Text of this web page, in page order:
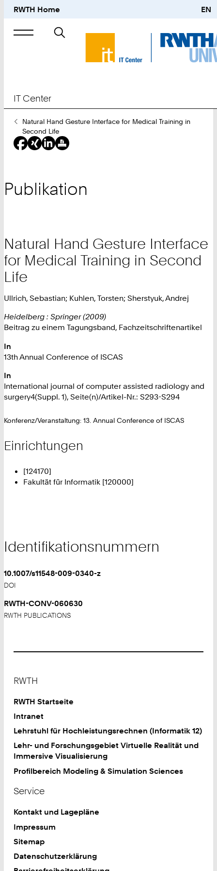
RWTH Home EN
Suche
nach
IT Center
Sie
sind
hier:
Natural Hand Gesture Interface for Medical Training in
Second Life
Publikation
Natural Hand Gesture Interface
for Medical Training in Second
Life
Ullrich, Sebastian; Kuhlen, Torsten; Sherstyuk, Andrej
Heidelberg : Springer (2009)
Beitrag zu einem Tagungsband, Fachzeitschriftenartikel
In
13th Annual Conference of ISCAS
In
International journal of computer assisted radiology and
surgery4(Suppl. 1), Seite(n)/Artikel-Nr.: S293-S294
Konferenz/Veranstaltung: 13. Annual Conference of ISCAS
Einrichtungen
[124170]
Fakultät für Informatik [120000]
Identifikationsnummern
10.1007/s11548-009-0340-z
DOI
RWTH-CONV-060630
RWTH PUBLICATIONS
RWTH
RWTH Startseite
Intranet
Lehrstuhl für Hochleistungsrechnen (Informatik 12)
Lehr- und Forschungsgebiet Virtuelle Realität und
Immersive Visualisierung
Profilbereich Modeling & Simulation Sciences
Service
Kontakt und Lagepläne
Impressum
Sitemap
Datenschutzerklärung